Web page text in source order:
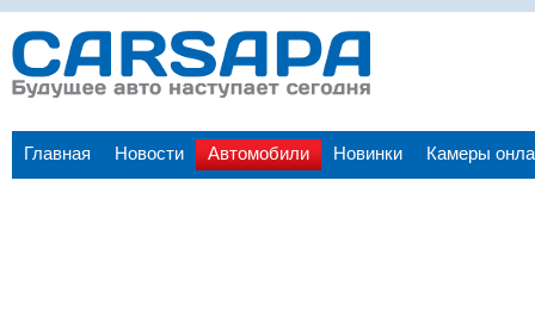
Главная Новости Автомобили Новинки Камеры